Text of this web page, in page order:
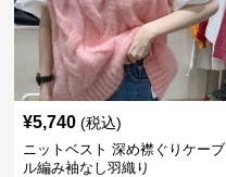
¥5,740 (税込)
ニットベスト 深め襟ぐりケーブ
ル編み袖なし羽織り